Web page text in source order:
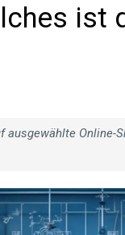
ist
Online-